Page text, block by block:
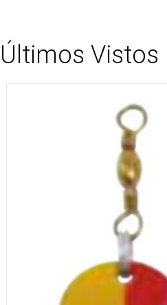
Últimos Vistos